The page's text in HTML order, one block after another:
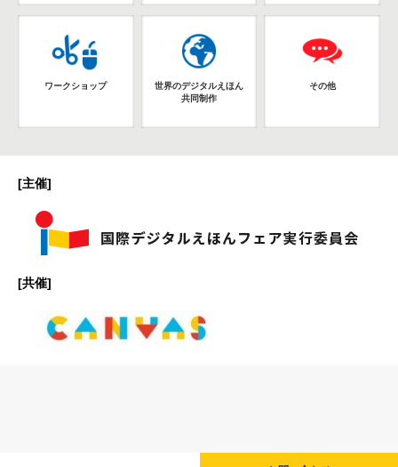
ワークショップ
世界のデジタルえほん
共同制作
その他
[主催]
[共催]